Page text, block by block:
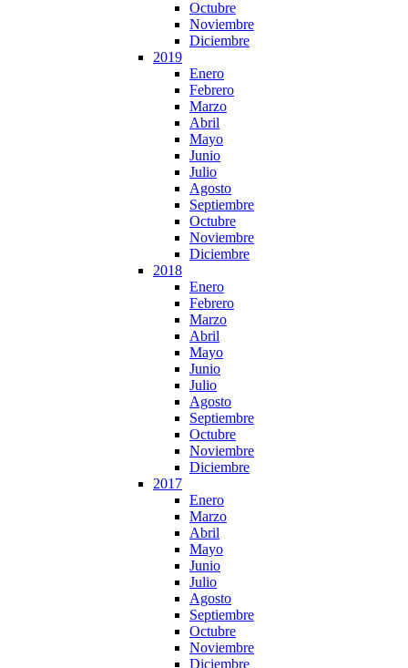
Octubre
Noviembre
Diciembre
2019
Enero
Febrero
Marzo
Abril
Mayo
Junio
Julio
Agosto
Septiembre
Octubre
Noviembre
Diciembre
2018
Enero
Febrero
Marzo
Abril
Mayo
Junio
Julio
Agosto
Septiembre
Octubre
Noviembre
Diciembre
2017
Enero
Marzo
Abril
Mayo
Junio
Julio
Agosto
Septiembre
Octubre
Noviembre
Diciembre